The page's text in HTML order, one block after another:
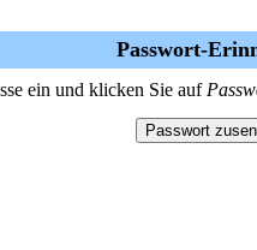
Passwort-
ein und klicken Sie auf